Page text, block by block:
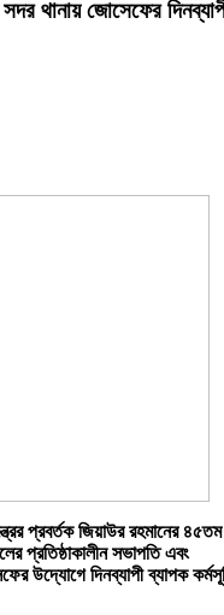
সদর থানায় জোসেফের
প্রবর্তক জিয়াউর রহমানের ৪৫তম
প্রতিষ্ঠাকালীন সভাপতি এবং
উদ্যোগে দিনব্যাপী ব্যাপক